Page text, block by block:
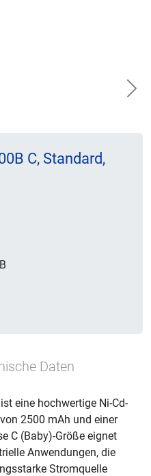
C, Standard,
Daten
eine hochwertige Ni-Cd-
2500 mAh und einer
C (Baby)-Größe eignet
Anwendungen, die
Stromquelle